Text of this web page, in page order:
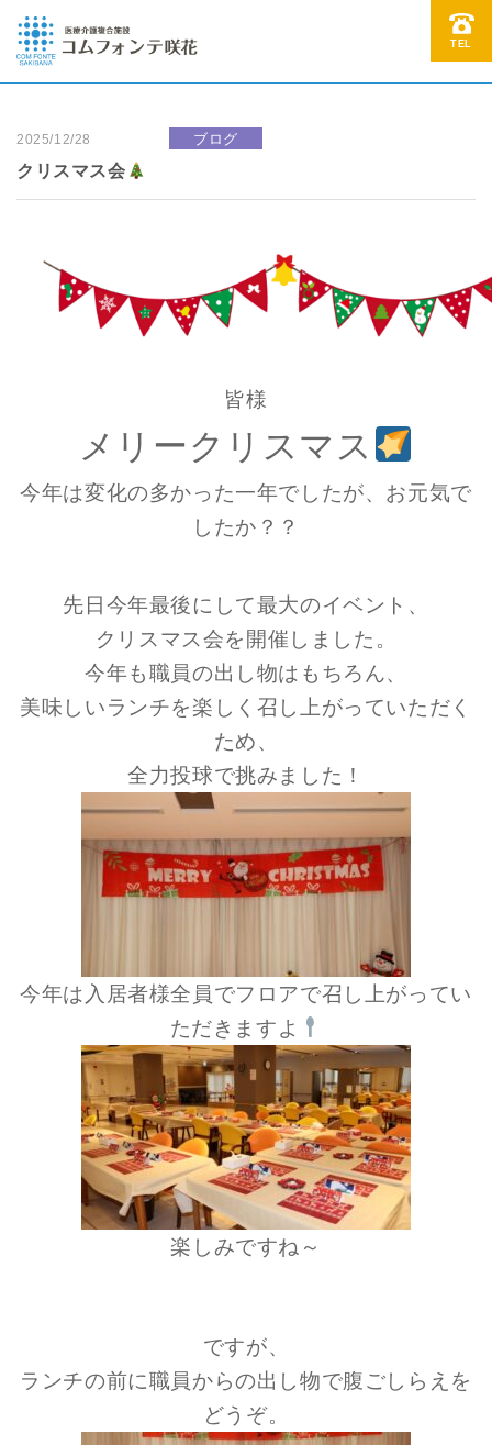
TEL
2025/12/28 ブログ
クリスマス会
皆様
メリークリスマス
今年は変化の多かった一年でしたが、お元気で
したか？？
先日今年最後にして最大のイベント、
クリスマス会を開催しました。
今年も職員の出し物はもちろん、
美味しいランチを楽しく召し上がっていただく
ため、
全力投球で挑みました！
今年は入居者様全員でフロアで召し上がってい
ただきますよ
楽しみですね～
ですが、
ランチの前に職員からの出し物で腹ごしらえを
どうぞ。